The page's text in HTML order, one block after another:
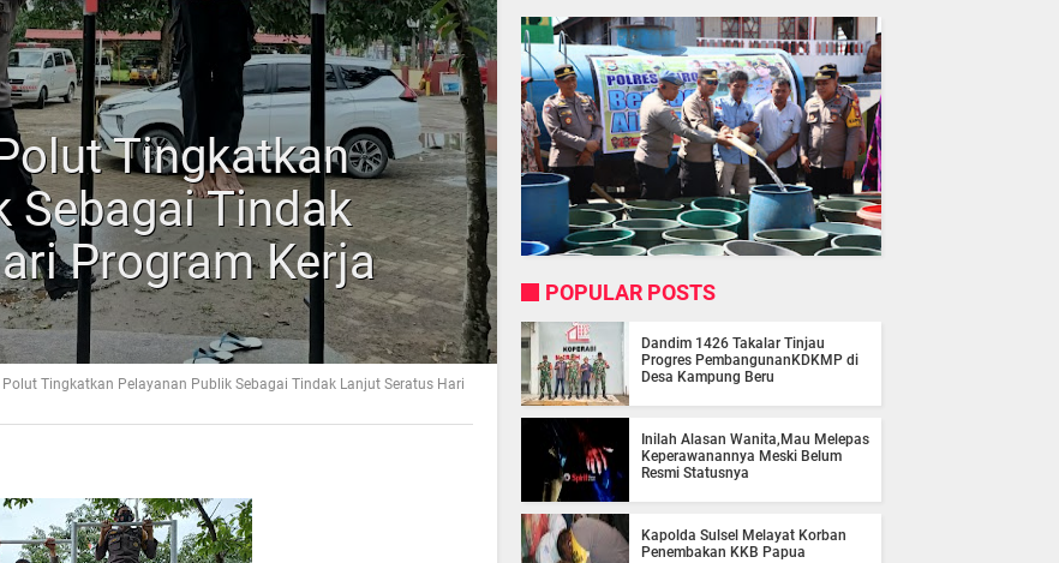
Tingkatkan
Sebagai Tindak
Program Kerja
Tingkatkan Pelayanan Publik Sebagai Tindak Lanjut Seratus Hari
POPULAR POSTS
Dandim 1426 Takalar Tinjau
Progres PembangunanKDKMP di
Desa Kampung Beru
Inilah Alasan Wanita,Mau Melepas
Keperawanannya Meski Belum
Resmi Statusnya
Kapolda Sulsel Melayat Korban
Penembakan KKB Papua